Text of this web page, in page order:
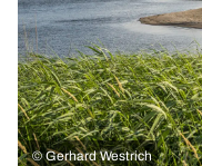
© Gerhard Westrich